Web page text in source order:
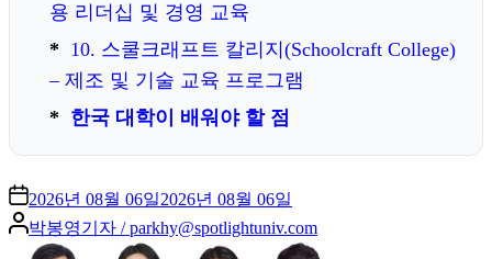
용 리더십 및 경영 교육
10. 스쿨크래프트 칼리지(Schoolcraft College)
– 제조 및 기술 교육 프로그램
한국 대학이 배워야 할 점
2026년 08월 06일2026년 08월 06일
Posted
by
박봉영기자 / parkhy@spotlightuniv.com